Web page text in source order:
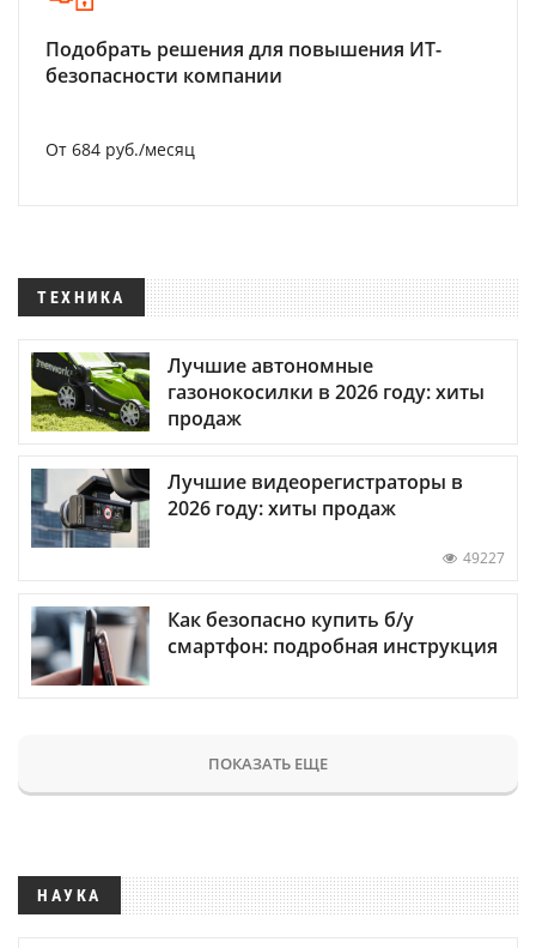
Подобрать решения для повышения ИТ-
безопасности компании
От 684 руб./месяц
ТЕХНИКА
Лучшие автономные
газонокосилки в 2026 году: хиты
продаж
Лучшие видеорегистраторы в
2026 году: хиты продаж
49227
Как безопасно купить б/у
смартфон: подробная инструкция
ПОКАЗАТЬ ЕЩЕ
НАУКА